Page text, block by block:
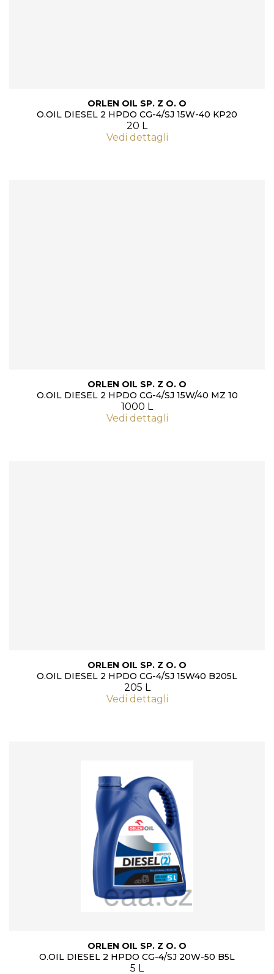
ORLEN OIL SP. Z O. O
O.OIL DIESEL 2 HPDO CG-4/SJ 15W-40 KP20
20 L
Vedi dettagli
ORLEN OIL SP. Z O. O
O.OIL DIESEL 2 HPDO CG-4/SJ 15W/40 MZ 10
1000 L
Vedi dettagli
ORLEN OIL SP. Z O. O
O.OIL DIESEL 2 HPDO CG-4/SJ 15W40 B205L
205 L
Vedi dettagli
ORLEN OIL SP. Z O. O
O.OIL DIESEL 2 HPDO CG-4/SJ 20W-50 B5L
5 L